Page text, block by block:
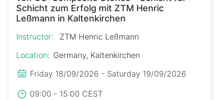
Schicht zum Erfolg mit ZTM Henric
Leßmann in Kaltenkirchen
Instructor:
ZTM Henric Leßmann
Location: Germany, Kaltenkirchen
Friday 18/09/2026 - Saturday 19/09/2026
09:00 - 15:00 CEST